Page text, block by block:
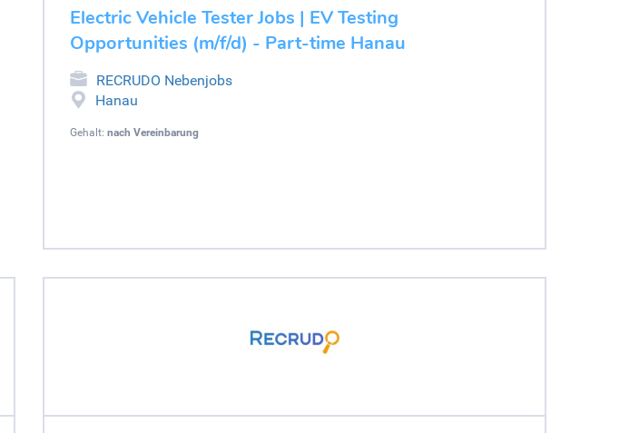
Electric Vehicle Tester Jobs | EV Testing
Opportunities (m/f/d) - Part-time Hanau
RECRUDO Nebenjobs
Hanau
Gehalt: nach Vereinbarung